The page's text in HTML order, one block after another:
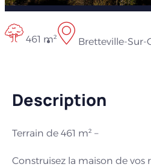
461 m² Bretteville-Sur-
Description
Terrain de 461 m² –
Construisez la maison de vos